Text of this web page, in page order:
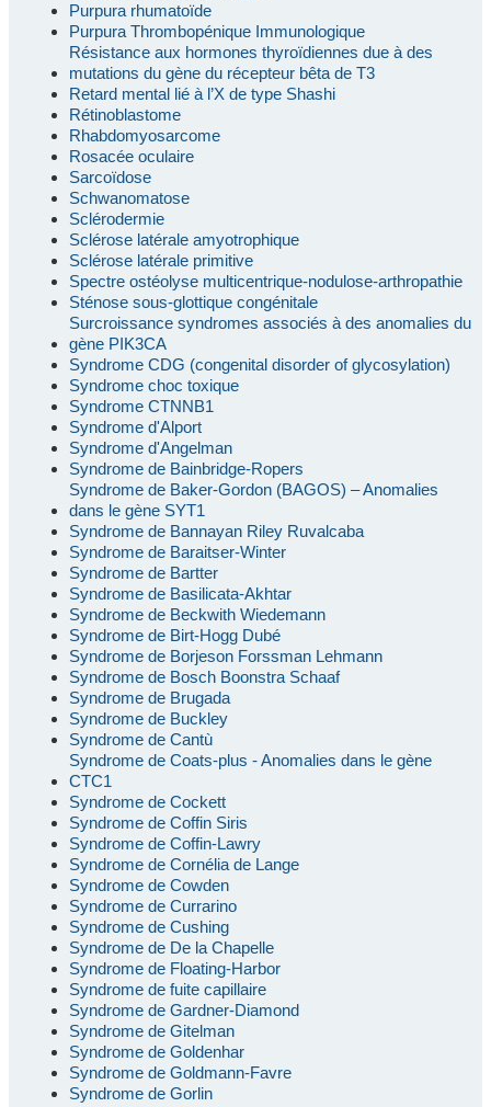
Purpura rhumatoïde
Purpura Thrombopénique Immunologique
Résistance aux hormones thyroïdiennes due à des
mutations du gène du récepteur bêta de T3
Retard mental lié à l’X de type Shashi
Rétinoblastome
Rhabdomyosarcome
Rosacée oculaire
Sarcoïdose
Schwanomatose
Sclérodermie
Sclérose latérale amyotrophique
Sclérose latérale primitive
Spectre ostéolyse multicentrique-nodulose-arthropathie
Sténose sous-glottique congénitale
Surcroissance syndromes associés à des anomalies du
gène PIK3CA
Syndrome CDG (congenital disorder of glycosylation)
Syndrome choc toxique
Syndrome CTNNB1
Syndrome d'Alport
Syndrome d'Angelman
Syndrome de Bainbridge-Ropers
Syndrome de Baker-Gordon (BAGOS) – Anomalies
dans le gène SYT1
Syndrome de Bannayan Riley Ruvalcaba
Syndrome de Baraitser-Winter
Syndrome de Bartter
Syndrome de Basilicata-Akhtar
Syndrome de Beckwith Wiedemann
Syndrome de Birt-Hogg Dubé
Syndrome de Borjeson Forssman Lehmann
Syndrome de Bosch Boonstra Schaaf
Syndrome de Brugada
Syndrome de Buckley
Syndrome de Cantù
Syndrome de Coats-plus - Anomalies dans le gène
CTC1
Syndrome de Cockett
Syndrome de Coffin Siris
Syndrome de Coffin-Lawry
Syndrome de Cornélia de Lange
Syndrome de Cowden
Syndrome de Currarino
Syndrome de Cushing
Syndrome de De la Chapelle
Syndrome de Floating-Harbor
Syndrome de fuite capillaire
Syndrome de Gardner-Diamond
Syndrome de Gitelman
Syndrome de Goldenhar
Syndrome de Goldmann-Favre
Syndrome de Gorlin